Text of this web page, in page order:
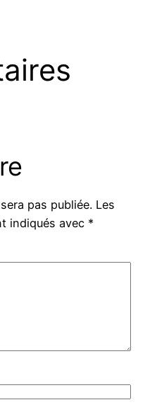
pas publiée. Les
indiqués avec *